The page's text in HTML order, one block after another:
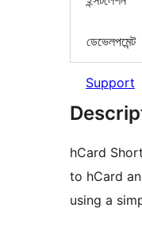
ডেভেলপমেন্ট
Support
hCard
to hCard
using a